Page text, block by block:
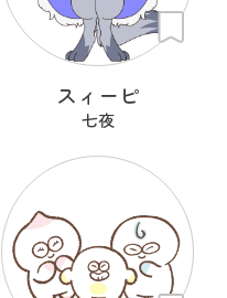
スィーピ
七夜